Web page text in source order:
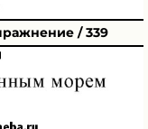
/ 339